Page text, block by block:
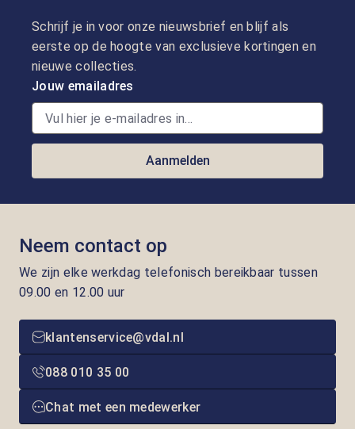
Schrijf je in voor onze nieuwsbrief en blijf als
eerste op de hoogte van exclusieve kortingen en
nieuwe collecties.
Jouw emailadres
Aanmelden
Neem contact op
We zijn elke werkdag telefonisch bereikbaar tussen
09.00 en 12.00 uur
klantenservice@vdal.nl
088 010 35 00
Chat met een medewerker